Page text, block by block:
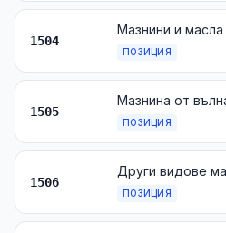
1504
ПОЗИЦИЯ
1505
ПОЗИЦИЯ
1506
ПОЗИЦИЯ